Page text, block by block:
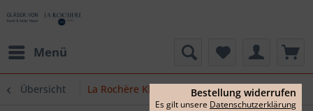
Menü
Übersicht La Rochère Klassiker Bestellung widerrufen
Es gilt unsere Datenschutzerklärung